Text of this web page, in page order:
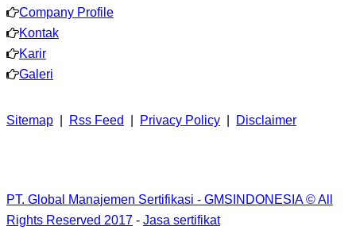
Company Profile
Kontak
Karir
Galeri
Sitemap Rss Feed Privacy Policy Disclaimer
PT. Global Manajemen Sertifikasi - GMSINDONESIA © All
Rights Reserved 2017 - Jasa sertifikat